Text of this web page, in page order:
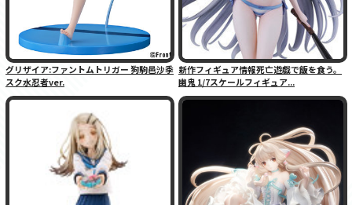
グリザイア:ファントムトリガー 狗駒邑沙季
スク水忍者ver.
新作フィギュア情報死亡遊戯で飯を食う。
幽鬼 1/7スケールフィギュア...